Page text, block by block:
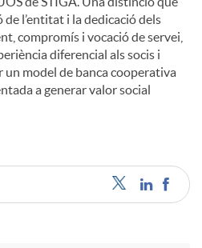
de l’entitat i la dedicació dels
compromís i vocació de servei,
diferencial als socis i
un model de banca cooperativa
a generar valor social